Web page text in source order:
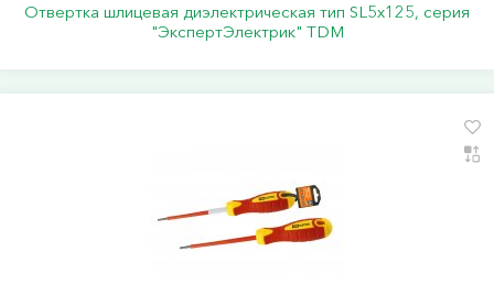
Отвертка шлицевая диэлектрическая тип SL5х125, серия
"ЭкспертЭлектрик" TDM